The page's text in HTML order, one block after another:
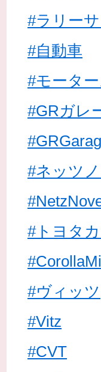
#ラリー
#自動車
#モータ
#GRガレ
#ネッツ
#トヨタ
#ヴィッツ
#Vitz
#CVT